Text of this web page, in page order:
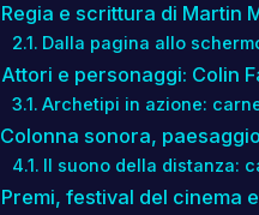
Regia e scrittura di Martin
Dalla pagina allo
Attori e personaggi: Colin
Archetipi in azione:
Colonna sonora,
Il suono della distanza:
Premi, festival del cinema